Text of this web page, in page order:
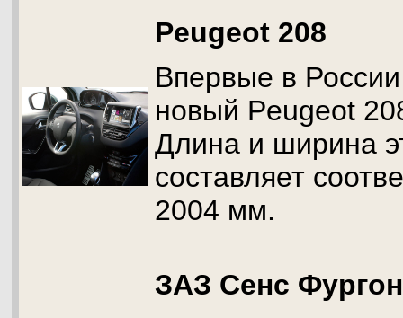
Peugeot 208
Впервые в
новый Peugeot
Длина и ширина
составляет
2004 мм.
ЗАЗ Сенс Фургон